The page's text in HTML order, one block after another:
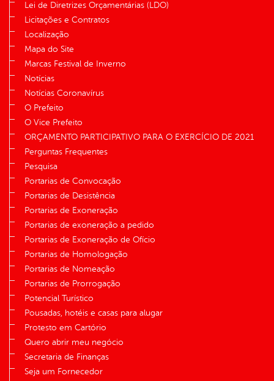
Lei de Diretrizes Orçamentárias (LDO)
Licitações e Contratos
Localização
Mapa do Site
Marcas Festival de Inverno
Notícias
Notícias Coronavírus
O Prefeito
O Vice Prefeito
ORÇAMENTO PARTICIPATIVO PARA O EXERCÍCIO DE 2021
Perguntas Frequentes
Pesquisa
Portarias de Convocação
Portarias de Desistência
Portarias de Exoneração
Portarias de exoneração a pedido
Portarias de Exoneração de Ofício
Portarias de Homologação
Portarias de Nomeação
Portarias de Prorrogação
Potencial Turístico
Pousadas, hotéis e casas para alugar
Protesto em Cartório
Quero abrir meu negócio
Secretaria de Finanças
Seja um Fornecedor